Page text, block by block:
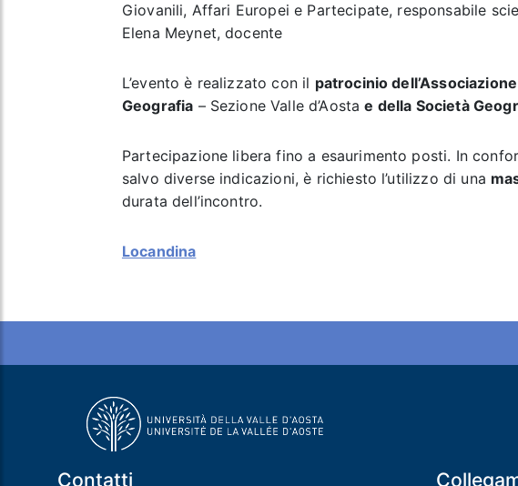
Giovanili, Affari Europei e Partecipate, responsabile
Elena Meynet, docente
L’evento è realizzato con il patrocinio
Geografia – Sezione Valle d’Aostae della Società
Partecipazione libera fino a esaurimento posti. In
salvo diverse indicazioni, è richiesto l’utilizzo di una
durata dell’incontro.
Locandina
Contatti